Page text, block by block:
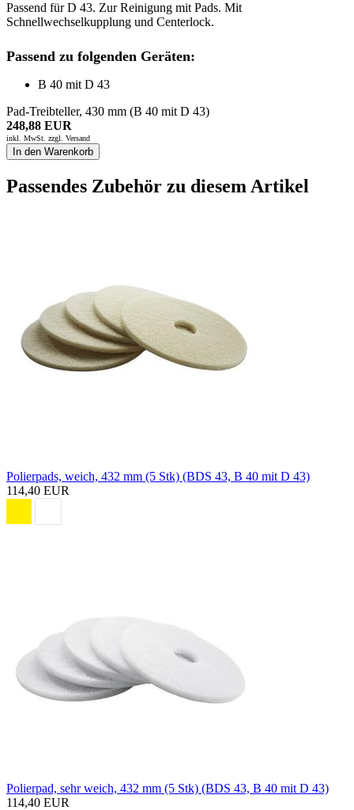
Passend für D 43. Zur Reinigung mit Pads. Mit
Schnellwechselkupplung und Centerlock.
Passend zu folgenden Geräten:
B 40 mit D 43
Pad-Treibteller, 430 mm (B 40 mit D 43)
248,88 EUR
inkl. MwSt. zzgl. Versand
In den Warenkorb
Passendes Zubehör zu diesem Artikel
Polierpads, weich, 432 mm (5 Stk) (BDS 43, B 40 mit D 43)
114,40 EUR
Polierpad, sehr weich, 432 mm (5 Stk) (BDS 43, B 40 mit D 43)
114,40 EUR